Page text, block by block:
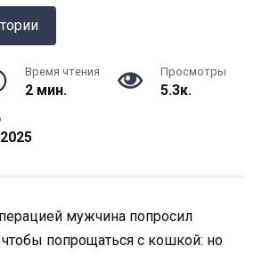
Время чтения
2 мин.
Просмотры
5.3к.
мужчина попросил
попрощаться с кошкой: но